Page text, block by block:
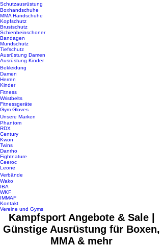
Schutzausrüstung
Boxhandschuhe
MMA Handschuhe
Kopfschutz
Brustschutz
Schienbeinschoner
Bandagen
Mundschutz
Tiefschutz
Ausrüstung Damen
Ausrüstung Kinder
Bekleidung
Damen
Herren
Kinder
Fitness
Wristbelts
Fitnessgeräte
Gym Gloves
Unsere Marken
Phantom
RDX
Century
Kwon
Twins
Danrho
Fightnature
Ceeroc
Leone
Verbände
Wako
IBA
WKF
IMMAF
Kontakt
Vereine und Gyms
Kampfsport Angebote & Sale |
Günstige Ausrüstung für Boxen,
MMA & mehr